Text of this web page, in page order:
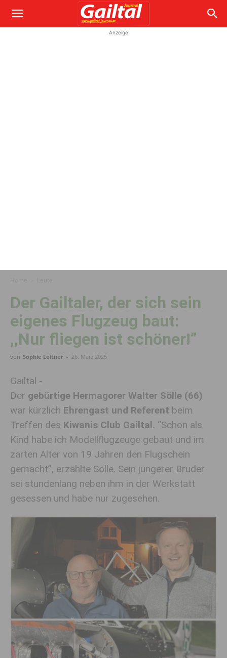
Anzeige
Der Gailtaler, der sich sein
eigenes Flugzeug baut:
,,Nur fliegen ist schöner!”
von Sophie Leitner - 26. März 2025
Gailtal -
Der gebürtige Hermagorer Walter Sölle (66)
war kürzlich Ehrengast und Referent beim
Treffen des Kiwanis Club Gailtal. “Schon als
Kind habe ich Modellflugzeuge gebaut und im
zarten Alter von 19 Jahren den Flugschein
gemacht”, erzählte Sölle. Sein jüngerer Bruder
sei stundenlang neben ihm in der Werkstatt
gesessen und habe nur zugesehen.